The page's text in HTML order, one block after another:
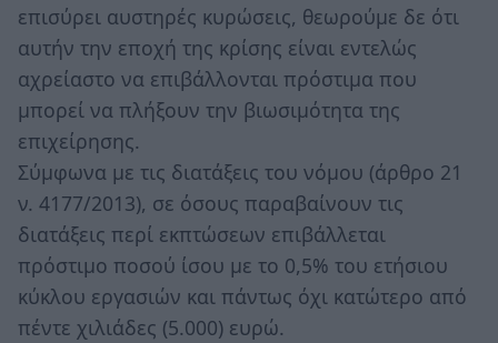
επισύρει αυστηρές κυρώσεις, θεωρούμε δε ότι
αυτήν την εποχή της κρίσης είναι εντελώς
αχρείαστο να επιβάλλονται πρόστιμα που
μπορεί να πλήξουν την βιωσιμότητα της
επιχείρησης.
Σύμφωνα με τις διατάξεις του νόμου (άρθρο 21
ν. 4177/2013), σε όσους παραβαίνουν τις
διατάξεις περί εκπτώσεων επιβάλλεται
πρόστιμο ποσού ίσου με το 0,5% του ετήσιου
κύκλου εργασιών και πάντως όχι κατώτερο από
πέντε χιλιάδες (5.000) ευρώ.